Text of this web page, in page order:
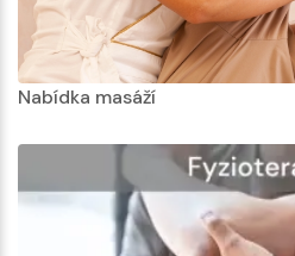
Nabídka masáží